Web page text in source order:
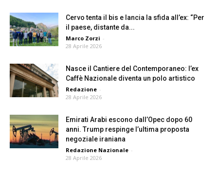
Cervo tenta il bis e lancia la sfida all’ex: “Per
il paese, distante da...
Marco Zorzi -
28 Aprile 2026
Nasce il Cantiere del Contemporaneo: l’ex
Caffè Nazionale diventa un polo artistico
Redazione -
28 Aprile 2026
Emirati Arabi escono dall’Opec dopo 60
anni. Trump respinge l’ultima proposta
negoziale iraniana
Redazione Nazionale -
28 Aprile 2026